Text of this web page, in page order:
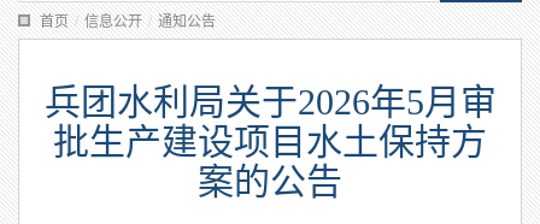
首页 / 信息公开 / 通知公告
兵团水利局关于2026年5月审
批生产建设项目水土保持方
案的公告